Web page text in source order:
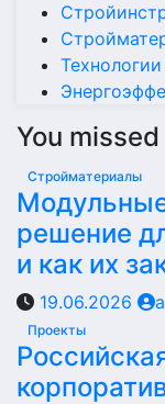
Технологии
You missed
Стройматериалы
решение
и как их
19.06.2026
Проекты